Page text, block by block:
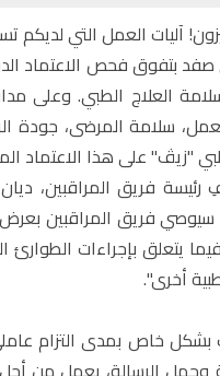
آليات العمل التي
العلاج الطبي. وعلى
سلامة المرضى، جودة
"زيڤ" على هذا الاعتماد
فريق المراقبين،
سيوصي فريق المراقبين
يتعلق بإجراءات الطوارئ
أخرى".
خاص بمدى التزام